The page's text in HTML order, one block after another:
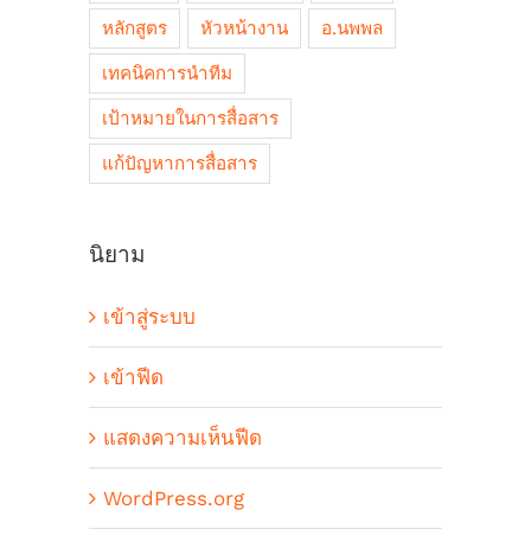
หลักสูตร หัวหน้างาน อ.นพพล
เทคนิคการนำทีม
เป้าหมายในการสื่อสาร
แก้ปัญหาการสื่อสาร
นิยาม
เข้าสู่ระบบ
เข้าฟีด
แสดงความเห็นฟีด
WordPress.org